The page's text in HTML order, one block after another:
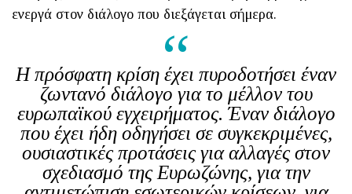
ενεργά στον διάλογο που διεξάγεται σήμερα.
Η πρόσφατη κρίση έχει πυροδοτήσει έναν
ζωντανό διάλογο για το μέλλον του
ευρωπαϊκού εγχειρήματος. Έναν διάλογο
που έχει ήδη οδηγήσει σε συγκεκριμένες,
ουσιαστικές προτάσεις για αλλαγές στον
σχεδιασμό της Eυρωζώνης, για την